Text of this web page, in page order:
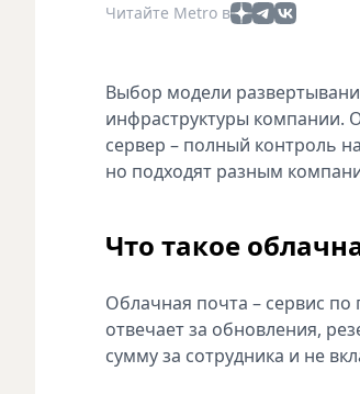
Читайте Metro в
Выбор модели
инфраструктуры компании.
сервер – полный контроль
но подходят разным
Что такое
Облачная почта – сервис по
отвечает за обновления,
сумму за сотрудника и не